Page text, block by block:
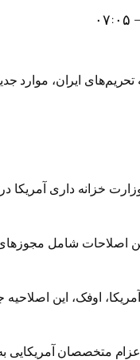
ایران،
خزانه داری آمریکا
اصلاحات شامل
متخصصان آمریکایی